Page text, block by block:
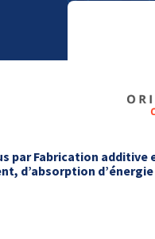
par Fabrication additive
d’absorption